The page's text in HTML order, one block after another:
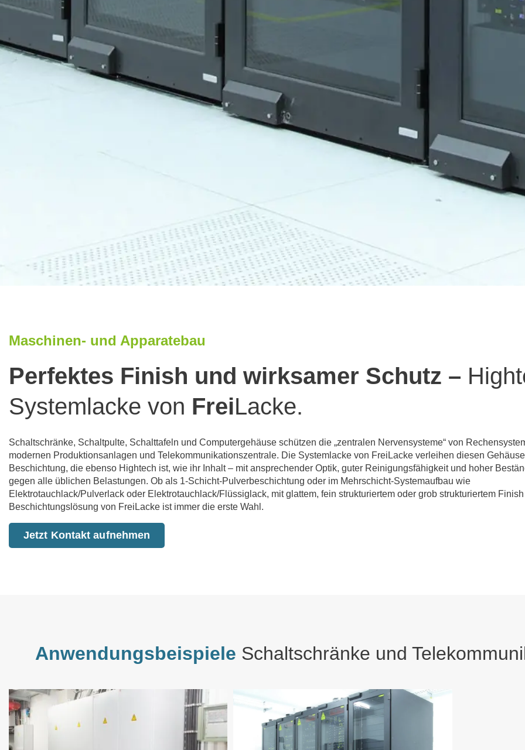
Maschinen- und Apparatebau
Perfektes Finish und wirksamer Schutz –
Systemlacke von FreiLacke.
Schaltschränke, Schaltpulte, Schalttafeln und Computergehäuse schützen die „zentralen Nervensysteme“ von
modernen Produktionsanlagen und Telekommunikations­zentrale. Die Systemlacke von FreiLacke verleihen diesen
Beschichtung, die ebenso Hightech ist, wie ihr Inhalt – mit ansprechender Optik, guter Reinigungsfähigkeit und hoher
gegen alle üblichen Belastungen. Ob als 1-Schicht-Pulverbeschichtung oder im Mehrschicht-Systemaufbau wie
Elektrotauchlack/Pulverlack oder Elektrotauchlack/Flüssiglack, mit glattem, fein strukturiertem oder grob strukturiertem
Beschichtungslösung von FreiLacke ist immer die erste Wahl.
Jetzt Kontakt aufnehmen
Anwendungsbeispiele Schaltschränke und